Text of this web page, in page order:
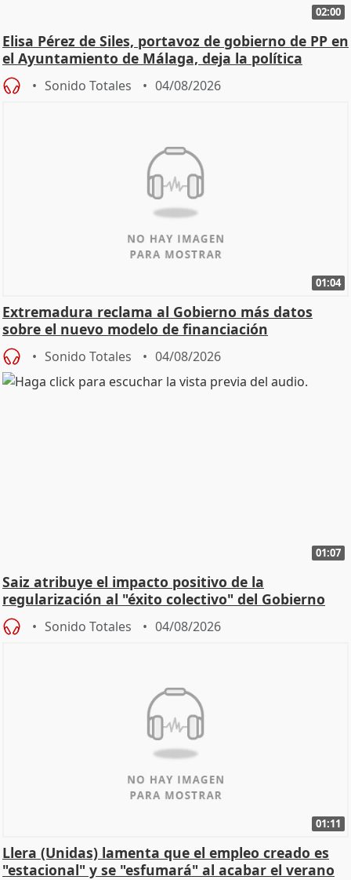
02:00
Elisa Pérez de Siles, portavoz de gobierno de PP en
el Ayuntamiento de Málaga, deja la política
Sonido Totales 04/08/2026
01:04
Extremadura reclama al Gobierno más datos
sobre el nuevo modelo de financiación
Sonido Totales 04/08/2026
01:07
Saiz atribuye el impacto positivo de la
regularización al "éxito colectivo" del Gobierno
Sonido Totales 04/08/2026
01:11
Llera (Unidas) lamenta que el empleo creado es
"estacional" y se "esfumará" al acabar el verano